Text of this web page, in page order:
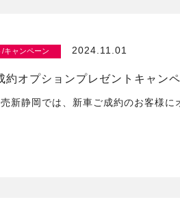
/キャンペーン 2024.11.01
約オプションプレゼントキャン
新静岡では、新車ご成約のお客様